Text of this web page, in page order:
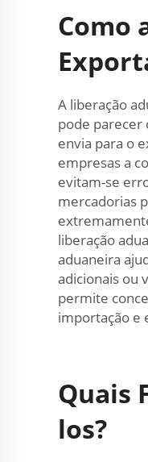
Como
A liberação
pode parecer
envia para o
empresas a
evitam-se
mercadorias
liberação
aduaneira
adicionais ou
permite
importação e
Quais
los?